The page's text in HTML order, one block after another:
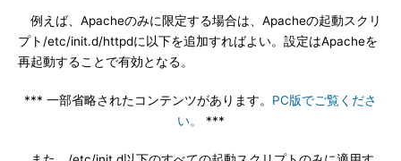
例えば、Apacheのみに限定する場合は、Apacheの起動スクリ
プト/etc/init.d/httpdに以下を追加すればよい。設定はApacheを
再起動することで有効となる。
*** 一部省略されたコンテンツがあります。 PC版でご覧くださ
い。
***